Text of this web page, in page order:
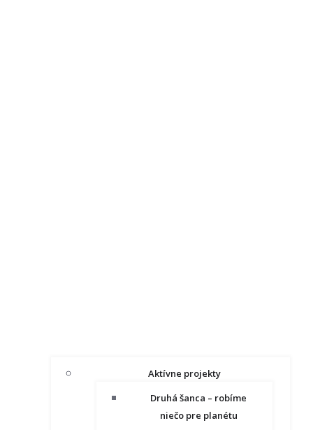
Aktívne projekty
Druhá šanca – robíme
niečo pre planétu